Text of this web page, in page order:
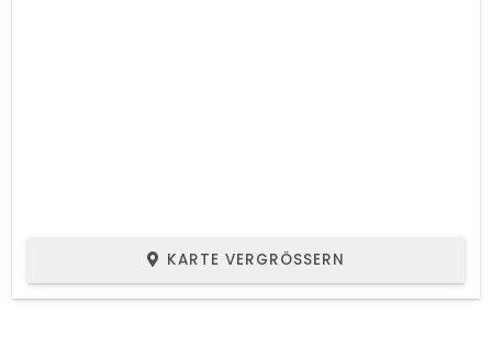
KARTE VERGRÖSSERN